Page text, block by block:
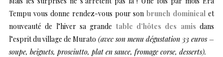
Tempu vous donne rendez-vous pour son brunch dominical et
nouveauté de l’hiver sa grande table d’hôtes des amis dans
l’esprit du village de Murato (avec son menu dégustation 33 euros –
soupe, beignets, prosciutto, plat en sauce, fromage corse, desserts).